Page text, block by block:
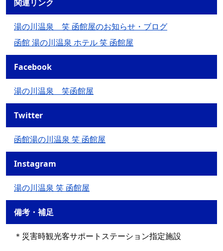
関連リンク
湯の川温泉 笑 函館屋のお知らせ・ブログ
函館 湯の川温泉 ホテル 笑 函館屋
Facebook
湯の川温泉 笑函館屋
Twitter
函館湯の川温泉 笑 函館屋
Instagram
湯の川温泉 笑 函館屋
備考・補足
＊災害時観光客サポートステーション指定施設